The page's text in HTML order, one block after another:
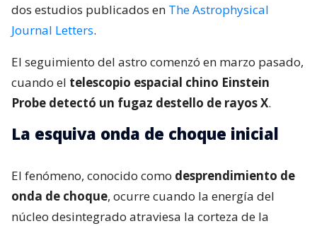
dos estudios publicados en The Astrophysical
Journal Letters.
El seguimiento del astro comenzó en marzo pasado,
cuando el telescopio espacial chino Einstein
Probe detectó un fugaz destello de rayos X.
La esquiva onda de choque inicial
El fenómeno, conocido como desprendimiento de
onda de choque, ocurre cuando la energía del
núcleo desintegrado atraviesa la corteza de la